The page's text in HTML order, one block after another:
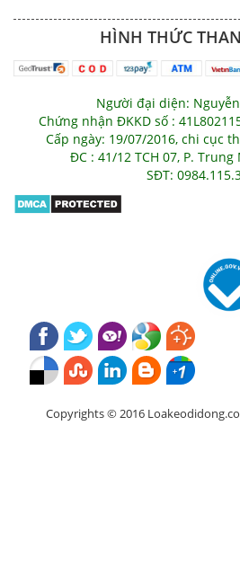
HÌNH THỨC
Người đại diện:
Chứng nhận ĐKKD số :
Cấp ngày: 19/07/2016, chi cục
ĐC : 41/12 TCH 07, P. Trung
SĐT:
Copyrights © 2016